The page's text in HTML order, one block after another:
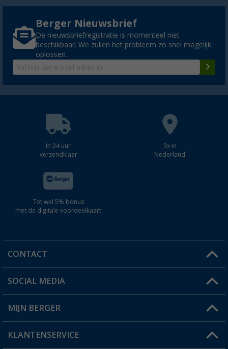
Berger Nieuwsbrief
De nieuwsbriefregistratie is momenteel niet
beschikbaar. We zullen het probleem zo snel mogelijk
oplossen.
In 24 uur
verzendklaar
3x in
Nederland
Tot wel 5% bonus
met de digitale voordeelkaart
CONTACT
Een vraag?
Winkel vinden
SOCIAL MEDIA
MIJN BERGER
Mijn account
KLANTENSERVICE